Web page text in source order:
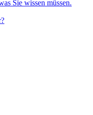
Sie wissen müssen.